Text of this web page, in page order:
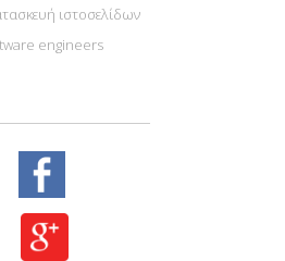
ιστοσελίδων
engineers